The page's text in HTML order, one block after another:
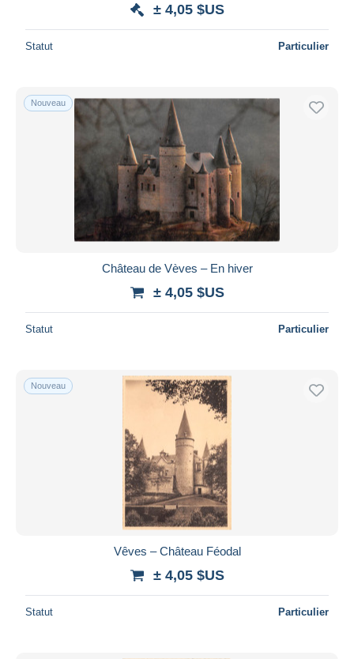
± 4,05 $US
Statut Particulier
Nouveau
Château de Vèves – En hiver
± 4,05 $US
Statut Particulier
Nouveau
Vêves – Château Féodal
± 4,05 $US
Statut Particulier